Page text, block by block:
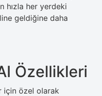
hızla her yerdeki
geldiğine daha
Özellikleri
için özel olarak